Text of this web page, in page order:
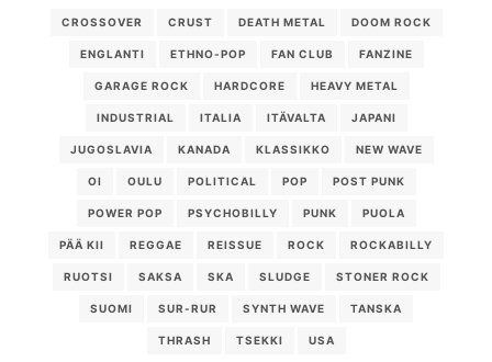
CROSSOVER CRUST DEATH METAL DOOM ROCK
ENGLANTI ETHNO-POP FAN CLUB FANZINE
GARAGE ROCK HARDCORE HEAVY METAL
INDUSTRIAL ITALIA ITÄVALTA JAPANI
JUGOSLAVIA KANADA KLASSIKKO NEW WAVE
OI OULU POLITICAL POP POST PUNK
POWER POP PSYCHOBILLY PUNK PUOLA
PÄÄ KII REGGAE REISSUE ROCK ROCKABILLY
RUOTSI SAKSA SKA SLUDGE STONER ROCK
SUOMI SUR-RUR SYNTH WAVE TANSKA
THRASH TSEKKI USA